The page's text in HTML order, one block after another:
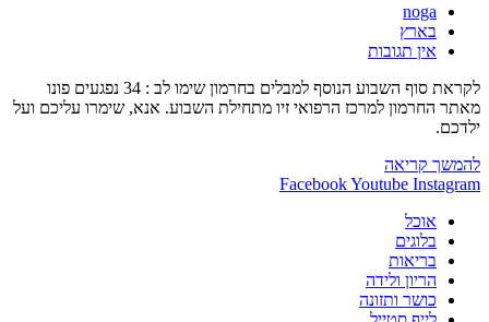
מחבר:
noga
קטגוריה:
בארץ
תגובות:
אין תגובות
לקראת סוף השבוע הנוסף למבלים בחרמון שימו לב : 34 נפגעים פונו
מאתר החרמון למרכז הרפואי זיו מתחילת השבוע. אנא, שימרו עליכם ועל
ילדכם.
להמשך קריאהזהירות
שלג! FacebookYoutube Instagram
אוכל
בלוגים
בריאות
הריון ולידה
כושר ותזונה